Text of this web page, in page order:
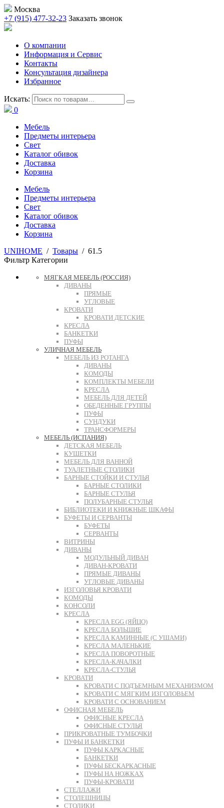
Москва
+7 (915) 477-32-23 Заказать звонок
О компании
Информация и Сервис
Контакты
Консультация дизайнера
Избранное
Искать:
0
Мебель
Предметы интерьера
Свет
Каталог обивок
Доставка
Корзина
Мебель
Предметы интерьера
Свет
Каталог обивок
Доставка
Корзина
UNIHOME / Товары / 61.5
Фильтр Категории
МЯГКАЯ МЕБЕЛЬ (РОССИЯ)
ДИВАНЫ
ПРЯМЫЕ
УГЛОВЫЕ
КРОВАТИ
КРОВАТИ ДЕТСКИЕ
КРЕСЛА
БАНКЕТКИ
ПУФЫ
УЛИЧНАЯ МЕБЕЛЬ
МЕБЕЛЬ ИЗ РОТАНГА
ДИВАНЫ
КОМОДЫ
КОМПЛЕКТЫ МЕБЕЛИ
КРЕСЛА
МЕБЕЛЬ ДЛЯ ДЕТЕЙ
ОБЕДЕННЫЕ ГРУППЫ
ПУФЫ
СУНДУКИ
ТРАНСФОРМЕРЫ
МЕБЕЛЬ (ИСПАНИЯ)
ДЕТСКАЯ МЕБЕЛЬ
КУШЕТКИ
МЕБЕЛЬ ДЛЯ ВАННОЙ
ТУАЛЕТНЫЕ СТОЛИКИ
БАРНЫЕ СТОЙКИ И СТУЛЬЯ
БАРНЫЕ СТОЛИКИ
БАРНЫЕ СТУЛЬЯ
ПОЛУБАРНЫЕ СТУЛЬЯ
БИБЛИОТЕКИ И КНИЖНЫЕ ШКАФЫ
БУФЕТЫ И СЕРВАНТЫ
БУФЕТЫ
СЕРВАНТЫ
ВИТРИНЫ
ДИВАНЫ
МОДУЛЬНЫЙ ДИВАН
ДИВАН-КРОВАТИ
ПРЯМЫЕ ДИВАНЫ
УГЛОВЫЕ ДИВАНЫ
ИЗГОЛОВЬЯ КРОВАТИ
КОМОДЫ
КОНСОЛИ
КРЕСЛА
КРЕСЛА EGG (ЯЙЦО)
КРЕСЛА БОЛЬШИЕ
КРЕСЛА КАМИННЫЕ (С УШАМИ)
КРЕСЛА МАЛЕНЬКИЕ
КРЕСЛА ПОВОРОТНЫЕ
КРЕСЛА-КАЧАЛКИ
КРЕСЛА-СТУЛЬЯ
КРОВАТИ
КРОВАТИ С ПОДЪЕМНЫМ МЕХАНИЗМОМ
КРОВАТИ С МЯГКИМ ИЗГОЛОВЬЕМ
КРОВАТИ С ОСНОВАНИЕМ
ОФИСНАЯ МЕБЕЛЬ
ОФИСНЫЕ КРЕСЛА
ОФИСНЫЕ СТУЛЬЯ
ПРИКРОВАТНЫЕ ТУМБОЧКИ
ПУФЫ И БАНКЕТКИ
ПУФЫ КАРКАСНЫЕ
БАНКЕТКИ
ПУФЫ БЕСКАРКАСНЫЕ
ПУФЫ НА НОЖКАХ
ПУФЫ-КРОВАТИ
СТЕЛЛАЖИ
СТОЛЕШНИЦЫ
СТОЛИКИ